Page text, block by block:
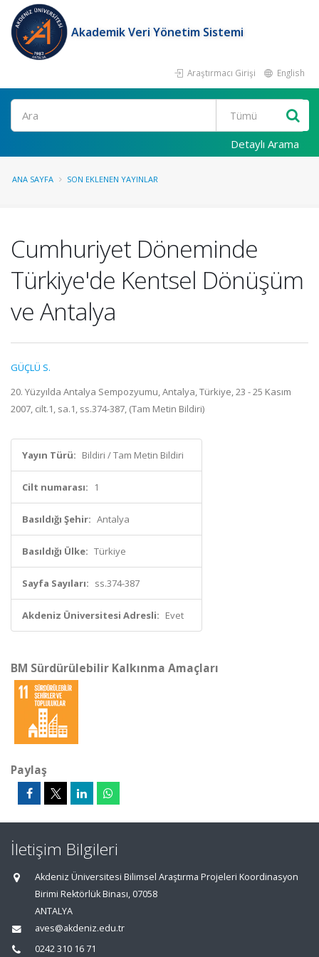
Akademik Veri Yönetim Sistemi
Araştırmacı Girişi English
Ara
Detaylı Arama
ANA SAYFA SON EKLENEN YAYINLAR
Cumhuriyet Döneminde
Türkiye'de Kentsel Dönüşüm
ve Antalya
GÜÇLÜ S.
20. Yüzyılda Antalya Sempozyumu, Antalya, Türkiye, 23 - 25 Kasım
2007, cilt.1, sa.1, ss.374-387, (Tam Metin Bildiri)
Yayın Türü: Bildiri / Tam Metin Bildiri
Cilt numarası: 1
Basıldığı Şehir: Antalya
Basıldığı Ülke: Türkiye
Sayfa Sayıları: ss.374-387
Akdeniz Üniversitesi Adresli: Evet
BM Sürdürülebilir Kalkınma Amaçları
Paylaş
İletişim Bilgileri
Akdeniz Üniversitesi Bilimsel Araştırma Projeleri Koordinasyon
Birimi Rektörlük Binası, 07058
ANTALYA
aves@akdeniz.edu.tr
0242 310 16 71